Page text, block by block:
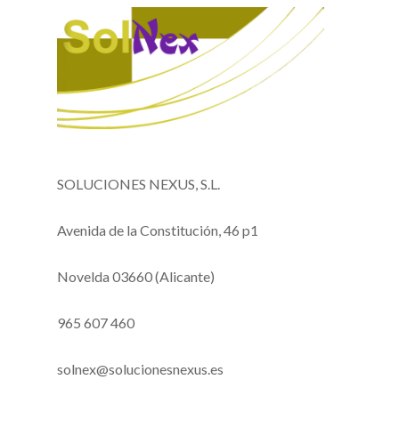
SOLUCIONES NEXUS, S.L.
Avenida de la Constitución, 46 p1
Novelda 03660 (Alicante)
965 607 460
solnex@solucionesnexus.es